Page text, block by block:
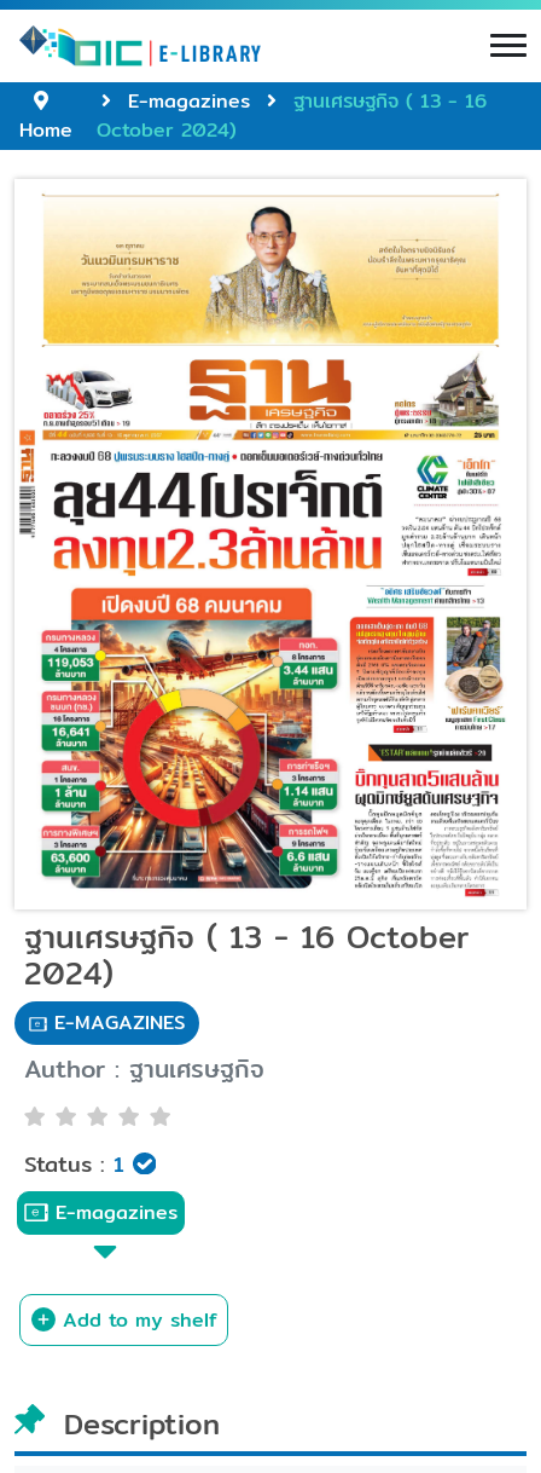
Home
E-magazines
ฐานเศรษฐกิจ ( 13 - 16
October 2024)
ฐานเศรษฐกิจ ( 13 - 16 October
2024)
E-MAGAZINES
Author : ฐานเศรษฐกิจ
Status : 1
E-magazines
Add to my shelf
Description